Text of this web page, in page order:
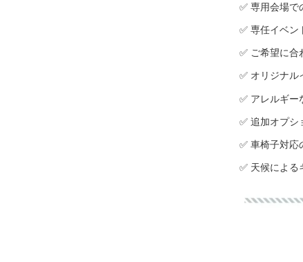
✅ 専用会場で
✅ 専任イベン
✅ ご希望に合
✅ オリジナル
✅ アレルギー
✅ 追加オプシ
✅ 車椅子対
✅ 天候による